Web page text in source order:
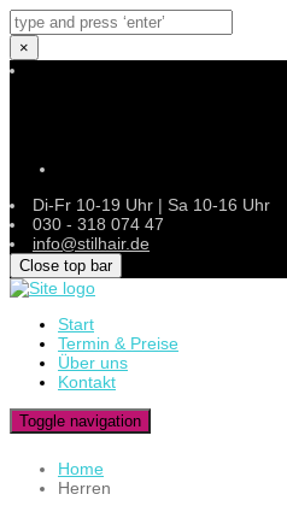
×
Di-Fr 10-19 Uhr | Sa 10-16 Uhr
030 - 318 074 47
info@stilhair.de
Close top bar
Start
Termin & Preise
Über uns
Kontakt
Toggle navigation
Home
Herren